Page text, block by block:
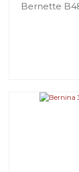
Bernette